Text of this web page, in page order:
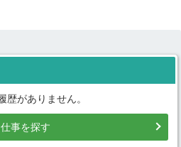
歴がありません。
事を探す